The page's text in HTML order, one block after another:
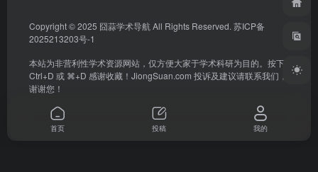
Copyright © 2025 囧蒜学术导航 All Rights Reserved. 苏ICP备
2025213203号-1
本站为非营利性学术资源网站，仅方便大家于学术科研为目的。按下
Ctrl+D 或 ⌘+D 感谢收藏！ JiongSuan.com 投诉及建议请联系我们，
谢谢您！
首页 投稿 我的